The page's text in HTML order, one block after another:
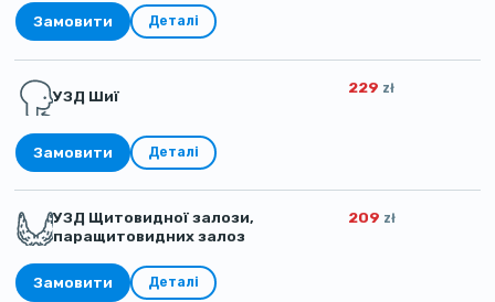
Замовити Деталі
УЗД Шиї 229 zł
Замовити Деталі
УЗД Щитовидної залози,
паращитовидних залоз
209 zł
Замовити Деталі